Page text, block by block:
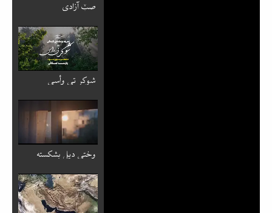
صبٚ آزادی
شوکر تی وأسی
وختی دیل بشکسته